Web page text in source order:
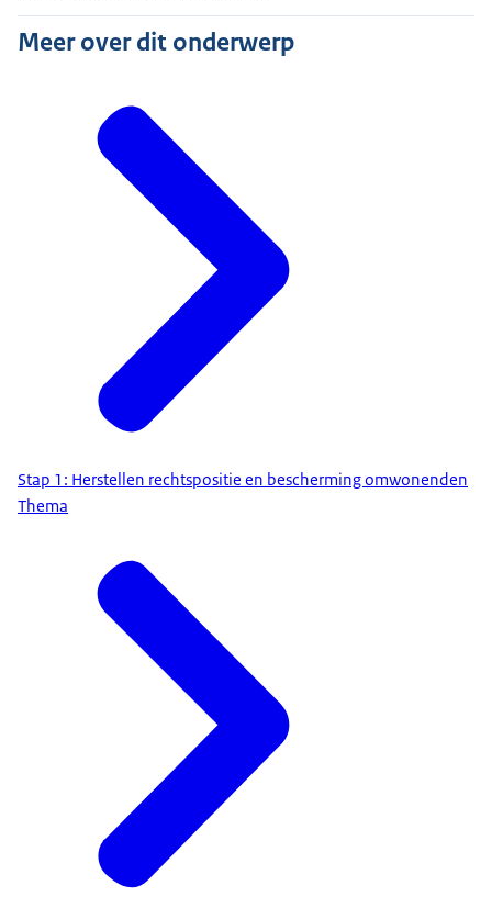
Meer over dit onderwerp
Stap 1: Herstellen rechtspositie en bescherming omwonenden
Thema